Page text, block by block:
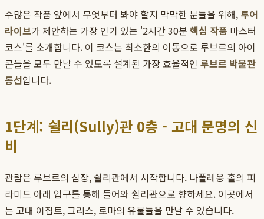
수많은 작품 앞에서 무엇부터 봐야 할지 막막한 분들을 위해, 투어
라이브가 제안하는 가장 인기 있는 '2시간 30분 핵심 작품 마스터
코스'를 소개합니다. 이 코스는 최소한의 이동으로 루브르의 아이
콘들을 모두 만날 수 있도록 설계된 가장 효율적인 루브르 박물관
동선입니다.
1단계: 쉴리(Sully)관 0층 - 고대 문명의 신
비
관람은 루브르의 심장, 쉴리관에서 시작합니다. 나폴레옹 홀의 피
라미드 아래 입구를 통해 들어와 쉴리관으로 향하세요. 이곳에서
는 고대 이집트, 그리스, 로마의 유물들을 만날 수 있습니다.